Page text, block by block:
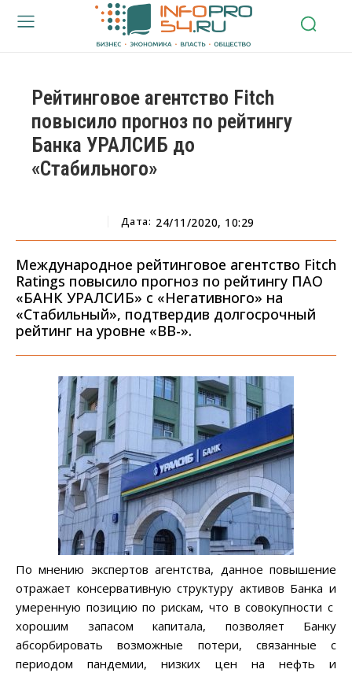
Рейтинговое агентство Fitch
повысило прогноз по рейтингу
Банка УРАЛСИБ до
«Стабильного»
Дата: 24/11/2020, 10:29
Международное рейтинговое агентство Fitch
Ratings повысило прогноз по рейтингу ПАО
«БАНК УРАЛСИБ» с «Негативного» на
«Стабильный», подтвердив долгосрочный
рейтинг на уровне «ВВ-».
По мнению экспертов агентства, данное повышение
отражает консервативную структуру активов Банка и
умеренную позицию по рискам, что в совокупности с
хорошим запасом капитала, позволяет Банку
абсорбировать возможные потери, связанные с
периодом пандемии, низких цен на нефть и